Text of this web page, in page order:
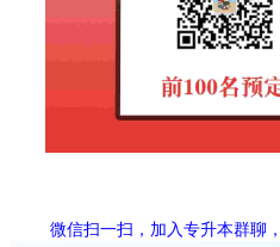
微信扫一扫，加入专升本群聊